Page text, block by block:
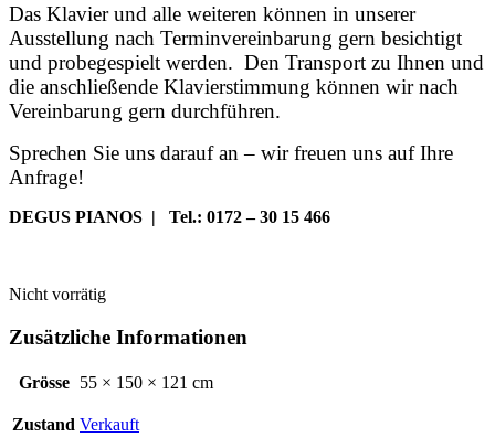
Das Klavier und alle weiteren können in unserer
Ausstellung nach Terminvereinbarung gern besichtigt
und probegespielt werden. Den Transport zu Ihnen und
die anschließende Klavierstimmung können wir nach
Vereinbarung gern durchführen.
Sprechen Sie uns darauf an – wir freuen uns auf Ihre
Anfrage!
DEGUS PIANOS | Tel.: 0172 – 30 15 466
Nicht vorrätig
Zusätzliche Informationen
Grösse 55 × 150 × 121 cm
Zustand Verkauft